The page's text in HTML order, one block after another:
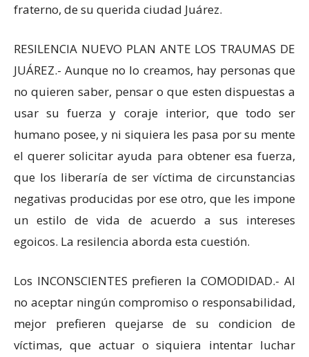
fraterno, de su querida ciudad Juárez.
RESILENCIA NUEVO PLAN ANTE LOS TRAUMAS DE
JUÁREZ.- Aunque no lo creamos, hay personas que
no quieren saber, pensar o que esten dispuestas a
usar su fuerza y coraje interior, que todo ser
humano posee, y ni siquiera les pasa por su mente
el querer solicitar ayuda para obtener esa fuerza,
que los liberaría de ser víctima de circunstancias
negativas producidas por ese otro, que les impone
un estilo de vida de acuerdo a sus intereses
egoicos. La resilencia aborda esta cuestión.
Los INCONSCIENTES prefieren la COMODIDAD.- Al
no aceptar ningún compromiso o responsabilidad,
mejor prefieren quejarse de su condicion de
víctimas, que actuar o siquiera intentar luchar